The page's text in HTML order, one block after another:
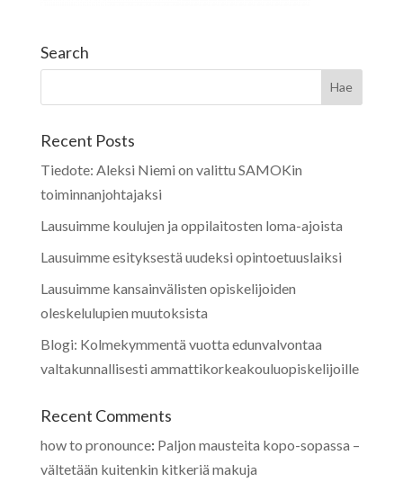
Search
Recent Posts
Tiedote: Aleksi Niemi on valittu SAMOKin
toiminnanjohtajaksi
Lausuimme koulujen ja oppilaitosten loma-ajoista
Lausuimme esityksestä uudeksi opintoetuuslaiksi
Lausuimme kansainvälisten opiskelijoiden
oleskelulupien muutoksista
Blogi: Kolmekymmentä vuotta edunvalvontaa
valtakunnallisesti ammattikorkeakouluopiskelijoille
Recent Comments
how to pronounce: Paljon mausteita kopo-sopassa –
vältetään kuitenkin kitkeriä makuja